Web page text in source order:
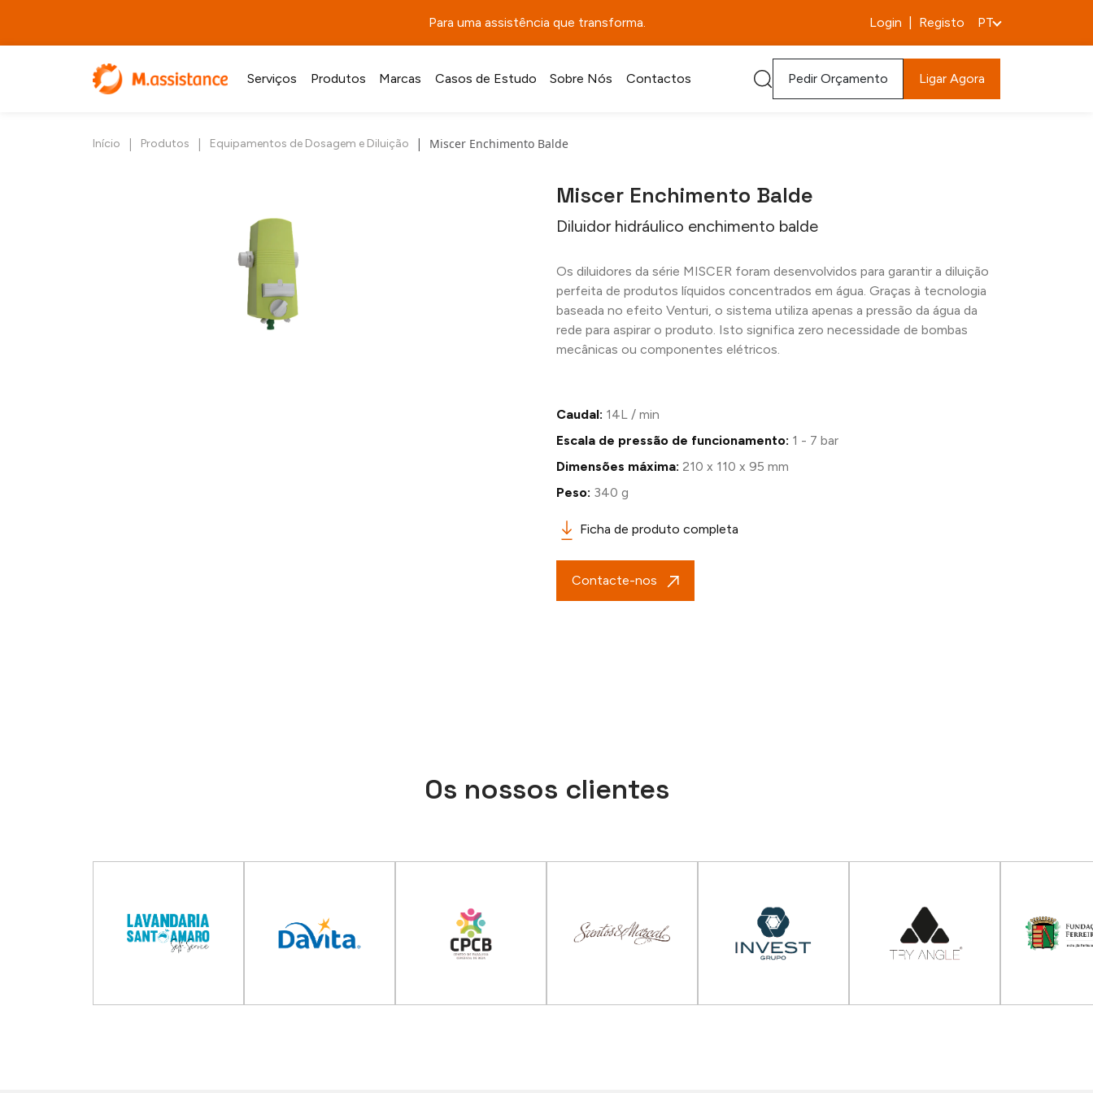
Para uma assistência que transforma. Login Registo PT
Serviços Produtos Marcas Casos de Estudo Sobre Nós Contactos Pedir Orçamento Ligar Agora
Início | Produtos | Equipamentos de Dosagem e Diluição | Miscer Enchimento Balde
Miscer Enchimento Balde
Diluidor hidráulico enchimento balde
Os diluidores da série MISCER foram desenvolvidos para garantir a diluição
perfeita de produtos líquidos concentrados em água. Graças à tecnologia
baseada no efeito Venturi, o sistema utiliza apenas a pressão da água da
rede para aspirar o produto. Isto significa zero necessidade de bombas
mecânicas ou componentes elétricos.
Caudal: 14L / min
Escala de pressão de funcionamento: 1 - 7 bar
Dimensões máxima: 210 x 110 x 95 mm
Peso: 340 g
Ficha de produto completa
Contacte-nos
Os nossos clientes